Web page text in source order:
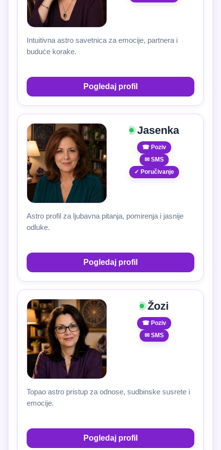
Intuitivna astro savetnica za emocije, partnera i
buduće korake.
Pogledaj profil
Jasenka
☎ Poziv
✉ SMS
✓ Poručivanje
Astro profil za ljubavna pitanja, pomirenja i jasnije
odluke.
Pogledaj profil
Žozi
☎ Poziv
✉ SMS
Topao astro pristup za odnose, sudbinske susrete i
emocije.
Pogledaj profil